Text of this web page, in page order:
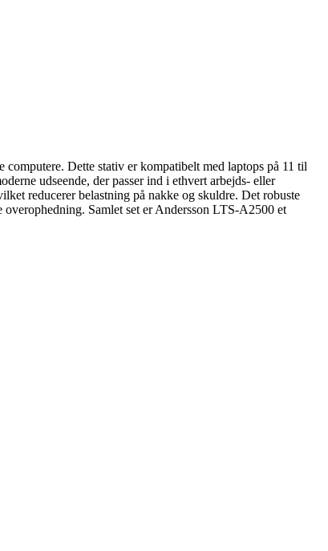
Dette stativ er kompatibelt med laptops på 11 til
udseende, der passer ind i ethvert arbejds- eller
reducerer belastning på nakke og skuldre. Det robuste
Samlet set er Andersson LTS-A2500 et